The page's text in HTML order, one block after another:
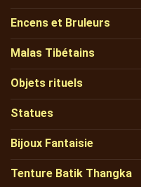
Encens et Bruleurs
Malas Tibétains
Objets rituels
Statues
Bijoux Fantaisie
Tenture Batik Thangka